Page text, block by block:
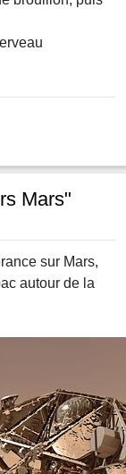
Mars"
sur Mars,
autour de la